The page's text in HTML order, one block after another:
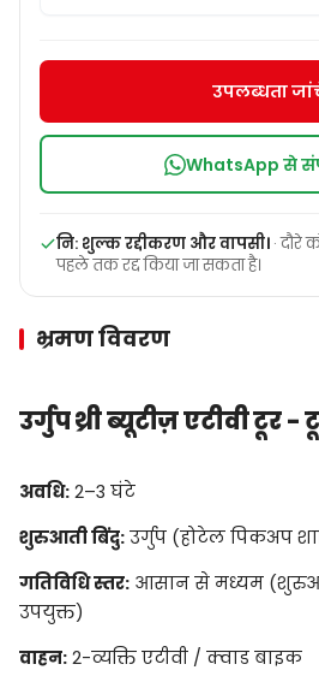
भ्रमण विवरण
उर्गुप थ्री ब्यूटीज़ एटीवी टूर -
अवधि: 2–3 घंटे
शुरुआती बिंदु: उर्गुप (होटेल पिकअप
गतिविधि स्तर: आसान से मध्यम
उपयुक्त)
वाहन: 2-व्यक्ति एटीवी / क्वाड बाइक
उपलब्धता
WhatsApp से
नि: शुल्क रद्दीकरण और वापसी। · दौरे
पहले तक रद्द किया जा सकता है।